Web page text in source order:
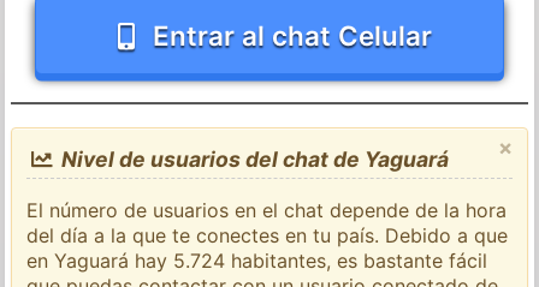
Entrar al chat Celular
×
Nivel de usuarios del chat de Yaguará
El número de usuarios en el chat depende de la hora
del día a la que te conectes en tu país. Debido a que
en Yaguará hay 5.724 habitantes, es bastante fácil